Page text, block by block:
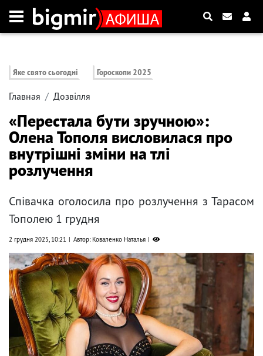
Яке свято сьогодні Гороскопи 2025
Главная Дозвілля
«Перестала бути зручною»:
Олена Тополя висловилася про
внутрішні зміни на тлі
розлучення
Співачка оголосила про розлучення з Тарасом
Тополею 1 грудня
2 грудня 2025, 10:21 Автор: Коваленко Наталья